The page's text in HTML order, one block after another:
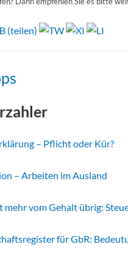
– Pflicht oder Kür?
– Arbeiten im Ausland
mehr vom Gehalt übrig:
für GbR: